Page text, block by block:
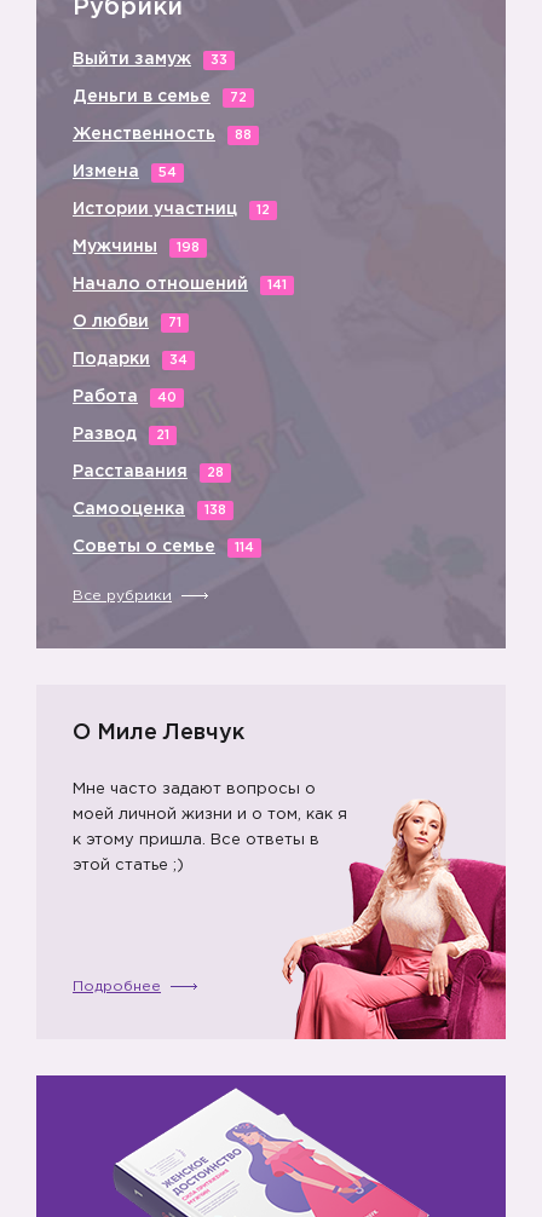
Рубрики
Выйти замуж 33
Деньги в семье 72
Женственность 88
Измена 54
Истории участниц 12
Мужчины 198
Начало отношений 141
О любви 71
Подарки 34
Работа 40
Развод 21
Расставания 28
Самооценка 138
Советы о семье 114
Все рубрики
О Миле Левчук
Мне часто задают вопросы о
моей личной жизни и о том, как я
к этому пришла. Все ответы в
этой статье ;)
Подробнее